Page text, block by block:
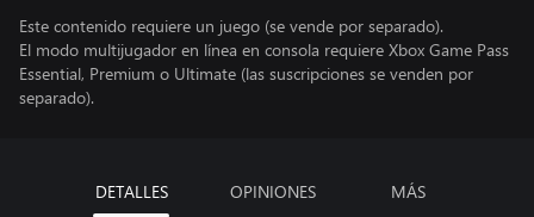
Este contenido requiere un juego (se vende por separado).
El modo multijugador en línea en consola requiere Xbox Game Pass
Essential, Premium o Ultimate (las suscripciones se venden por
separado).
DETALLES OPINIONES MÁS